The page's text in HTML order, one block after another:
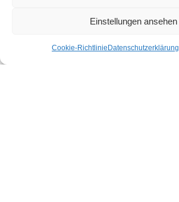
Einstellungen ansehen
Cookie-Richtlinie Datenschutzerklärung